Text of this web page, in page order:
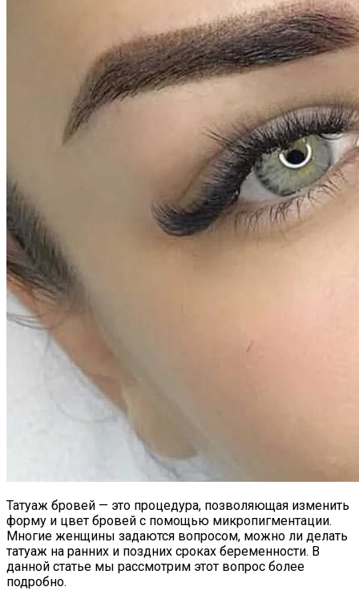
Татуаж бровей — это процедура, позволяющая изменить
форму и цвет бровей с помощью микропигментации.
Многие женщины задаются вопросом, можно ли делать
татуаж на ранних и поздних сроках беременности. В
данной статье мы рассмотрим этот вопрос более
подробно.